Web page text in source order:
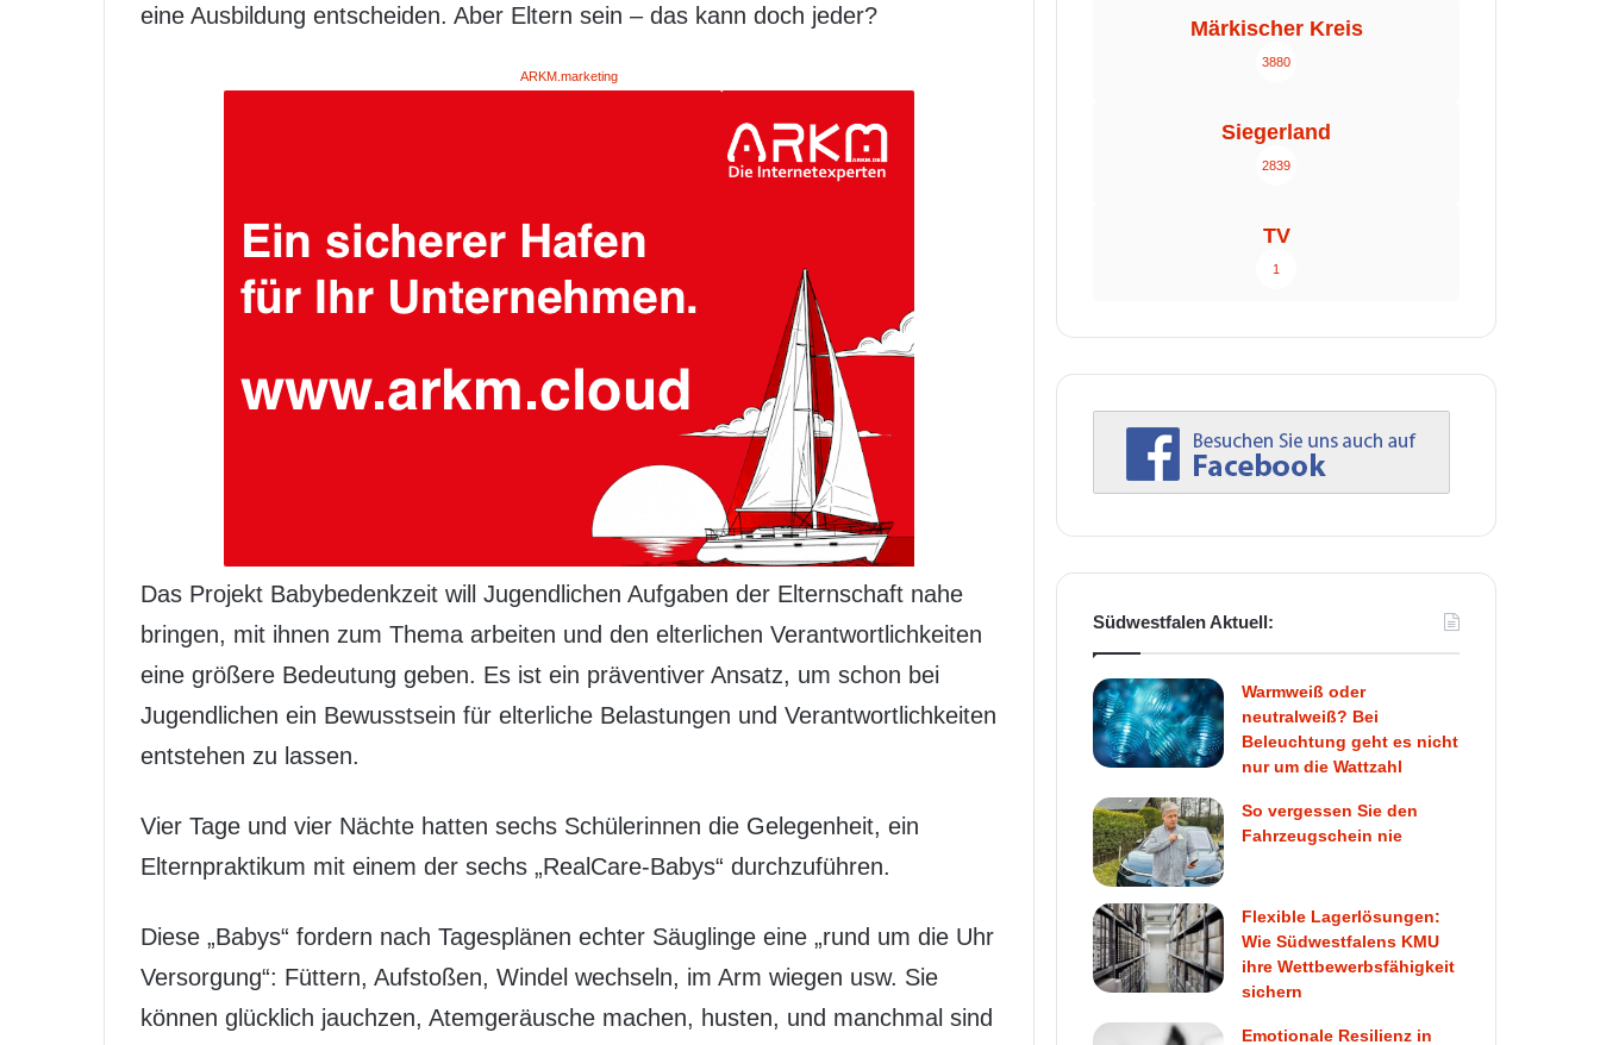
eine Ausbildung entscheiden. Aber Eltern sein – das kann doch jeder?
ARKM.marketing
Das Projekt Babybedenkzeit will Jugendlichen Aufgaben der Elternschaft nahe
bringen, mit ihnen zum Thema arbeiten und den elterlichen Verantwortlichkeiten
eine größere Bedeutung geben. Es ist ein präventiver Ansatz, um schon bei
Jugendlichen ein Bewusstsein für elterliche Belastungen und Verantwortlichkeiten
entstehen zu lassen.
Vier Tage und vier Nächte hatten sechs Schülerinnen die Gelegenheit, ein
Elternpraktikum mit einem der sechs „RealCare-Babys“ durchzuführen.
Diese „Babys“ fordern nach Tagesplänen echter Säuglinge eine „rund um die Uhr
Versorgung“: Füttern, Aufstoßen, Windel wechseln, im Arm wiegen usw. Sie
können glücklich jauchzen, Atemgeräusche machen, husten, und manchmal sind
Märkischer Kreis
3880
Siegerland
2839
TV
1
Südwestfalen Aktuell:
Warmweiß oder
neutralweiß? Bei
Beleuchtung geht es nicht
nur um die Wattzahl
So vergessen Sie den
Fahrzeugschein nie
Flexible Lagerlösungen:
Wie Südwestfalens KMU
ihre Wettbewerbsfähigkeit
sichern
Emotionale Resilienz in